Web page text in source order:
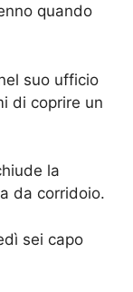
quando
suo ufficio
di coprire un
la
da corridoio.
sei capo